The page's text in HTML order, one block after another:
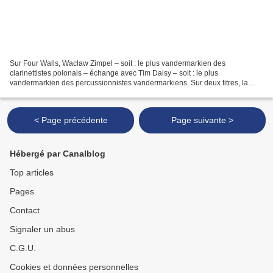
Sur Four Walls, Wacław Zimpel – soit : le plus vandermarkien des
clarinettistes polonais – échange avec Tim Daisy – soit : le plus
vandermarkien des percussionnistes vandermarkiens. Sur deux titres, la
< Page précédente Page suivante >
Hébergé par Canalblog
Top articles
Pages
Contact
Signaler un abus
C.G.U.
Cookies et données personnelles